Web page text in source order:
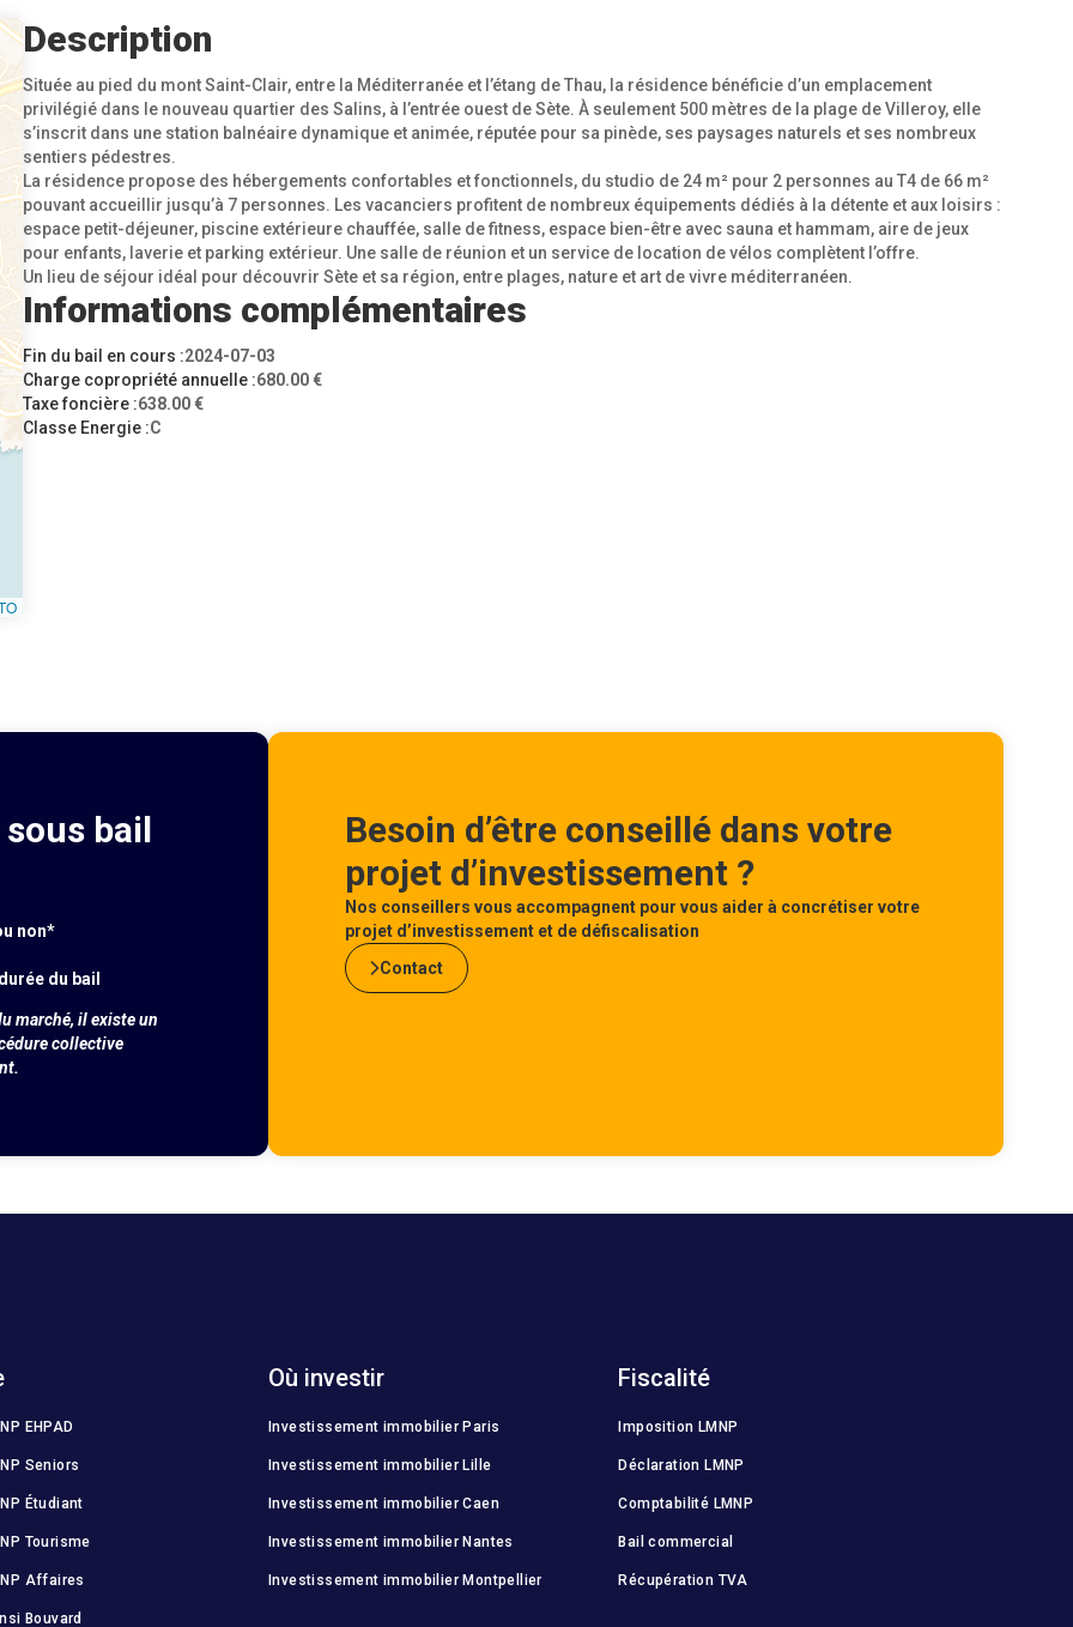
Description
Située au pied du mont Saint-Clair, entre la Méditerranée et l’étang de Thau, la résidence bénéficie d’un emplacement
privilégié dans le nouveau quartier des Salins, à l’entrée ouest de Sète. À seulement 500 mètres de la plage de Villeroy, elle
s’inscrit dans une station balnéaire dynamique et animée, réputée pour sa pinède, ses paysages naturels et ses nombreux
sentiers pédestres.
La résidence propose des hébergements confortables et fonctionnels, du studio de 24 m² pour 2 personnes au T4 de 66 m²
pouvant accueillir jusqu’à 7 personnes. Les vacanciers profitent de nombreux équipements dédiés à la détente et aux loisirs :
espace petit-déjeuner, piscine extérieure chauffée, salle de fitness, espace bien-être avec sauna et hammam, aire de jeux
pour enfants, laverie et parking extérieur. Une salle de réunion et un service de location de vélos complètent l’offre.
Un lieu de séjour idéal pour découvrir Sète et sa région, entre plages, nature et art de vivre méditerranéen.
Informations complémentaires
Fin du bail en cours :2024-07-03
Charge copropriété annuelle :680.00 €
Taxe foncière :638.00 €
Classe Energie :C
bail
non*
du bail
marché, il existe un
collective
Besoin d’être conseillé dans votre
projet d’investissement ?
Nos conseillers vous accompagnent pour vous aider à concrétiser votre
projet d’investissement et de défiscalisation
Contact
EHPAD
Seniors
Étudiant
Tourisme
Affaires
Bouvard
Où investir
Investissement immobilier Paris
Investissement immobilier Lille
Investissement immobilier Caen
Investissement immobilier Nantes
Investissement immobilier Montpellier
Fiscalité
Imposition LMNP
Déclaration LMNP
Comptabilité LMNP
Bail commercial
Récupération TVA